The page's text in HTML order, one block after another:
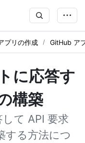
プリの作成 GitHub ア
に応答す
構築
て API 要求
する方法につ